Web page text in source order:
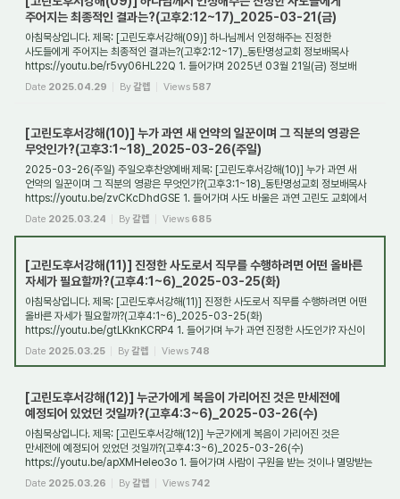
주어지는 최종적인 결과는?(고후2:12~17)_2025-03-21(금)
아침묵상입니다. 제목: [고린도후서강해(09)] 하나님께서 인정해주는 진정한
사도들에게 주어지는 최종적인 결과는?(고후2:12~17)_동탄명성교회 정보배목사
https://youtu.be/r5vy06HL22Q 1. 들어가며 2025년 03월 21일(금) 정보배
목사
Date 2025.04.29 By갈렙 Views 587
[고린도후서강해(10)] 누가 과연 새 언약의 일꾼이며 그 직분의 영광은
무엇인가?(고후3:1~18)_2025-03-26(주일)
2025-03-26(주일) 주일오후찬양예배 제목: [고린도후서강해(10)] 누가 과연 새
언약의 일꾼이며 그 직분의 영광은 무엇인가?(고후3:1~18)_동탄명성교회 정보배목사
https://youtu.be/zvCKcDhdGSE 1. 들어가며 사도 바울은 과연 고린도 교회에서
몇 통의 편지를...
Date 2025.03.24 By갈렙 Views 685
[고린도후서강해(11)] 진정한 사도로서 직무를 수행하려면 어떤 올바른
자세가 필요할까?(고후4:1~6)_2025-03-25(화)
아침묵상입니다. 제목: [고린도후서강해(11)] 진정한 사도로서 직무를 수행하려면 어떤
올바른 자세가 필요할까?(고후4:1~6)_2025-03-25(화)
https://youtu.be/gtLKknKCRP4 1. 들어가며 누가 과연 진정한 사도인가? 자신이
사도라는 것은 대체 어떻게 증명될 ...
Date 2025.03.25 By갈렙 Views 748
[고린도후서강해(12)] 누군가에게 복음이 가리어진 것은 만세전에
예정되어 있었던 것일까?(고후4:3~6)_2025-03-26(수)
아침묵상입니다. 제목: [고린도후서강해(12)] 누군가에게 복음이 가리어진 것은
만세전에 예정되어 있었던 것일까?(고후4:3~6)_2025-03-26(수)
https://youtu.be/apXMHeleo3o 1. 들어가며 사람이 구원을 받는 것이나 멸망받는
것은 만세전에 이미 예정된 것인...
Date 2025.03.26 By갈렙 Views 742